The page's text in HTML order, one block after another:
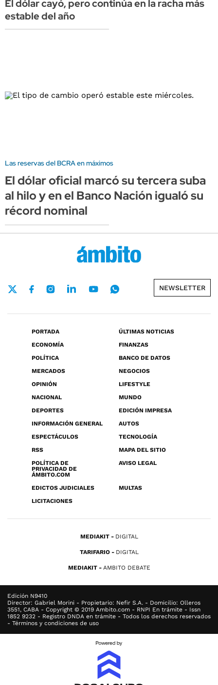
El dólar cayó, pero continúa en la racha más
estable del año
Las reservas del BCRA en máximos
El dólar oficial marcó su tercera suba
al hilo y en el Banco Nación igualó su
récord nominal
NEWSLETTER
PORTADA
ÚLTIMAS NOTICIAS
ECONOMÍA
FINANZAS
POLÍTICA
BANCO DE DATOS
MERCADOS
NEGOCIOS
OPINIÓN
LIFESTYLE
NACIONAL
MUNDO
DEPORTES
EDICIÓN IMPRESA
INFORMACIÓN GENERAL
AUTOS
ESPECTÁCULOS
TECNOLOGÍA
RSS
MAPA DEL SITIO
POLÍTICA DE
PRIVACIDAD DE
ÁMBITO.COM
AVISO LEGAL
EDICTOS JUDICIALES
MULTAS
LICITACIONES
MEDIAKIT DIGITAL
TARIFARIO DIGITAL
MEDIAKIT AMBITO DEBATE
Edición N9410
Director: Gabriel Morini - Propietario: Nefir S.A. - Domicilio: Olleros
3551, CABA - Copyright © 2019 Ambito.com - RNPI En trámite - Issn
1852 9232 - Registro DNDA en trámite - Todos los derechos reservados
- Términos y condiciones de uso